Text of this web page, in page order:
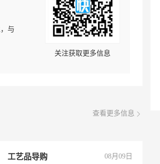
与
关注获取更多信息
查看更多信息
工艺品导购 08月09日